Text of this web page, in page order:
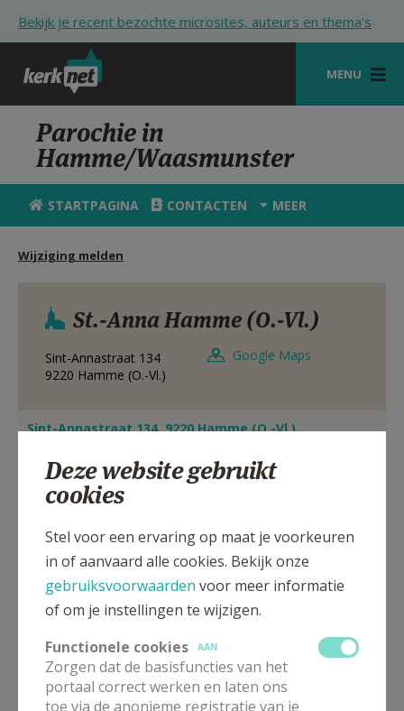
Bekijk je recent bezochte microsites, auteurs en thema's
MENU
STARTPAGINA
KERK
VIERINGEN
HULP
STARTPAGINA PORTAAL
MIJN PAROCHIE
AANMELDEN OF REGISTREREN
Parochie in
Hamme/Waasmunster
STARTPAGINA CONTACTEN MEER
Wijziging melden
St.-Anna Hamme (O.-Vl.)
Sint-Annastraat 134
9220 Hamme (O.-Vl.)
Google Maps
Sint-Annastraat 134, 9220 Hamme (O.-Vl.)
Deze website gebruikt
cookies
Stel voor een ervaring op maat je voorkeuren
in of aanvaard alle cookies. Bekijk onze
gebruiksvoorwaarden voor meer informatie
of om je instellingen te wijzigen.
Functionele cookies
AAN
Zorgen dat de basisfuncties van het
portaal correct werken en laten ons
toe via de anonieme registratie van je